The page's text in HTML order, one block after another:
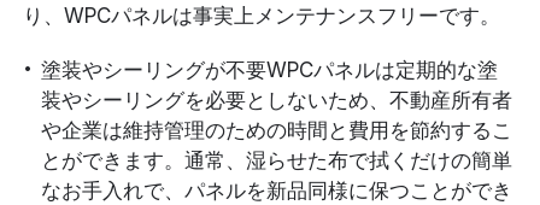
り、WPCパネルは事実上メンテナンスフリーです。
塗装やシーリングが不要WPCパネルは定期的な塗
装やシーリングを必要としないため、不動産所有者
や企業は維持管理のための時間と費用を節約するこ
とができます。通常、湿らせた布で拭くだけの簡単
なお手入れで、パネルを新品同様に保つことができ